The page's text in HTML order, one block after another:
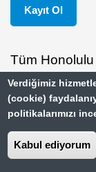
Kayıt Ol
Tüm
ziyaretçileri
Yazıcı Dostu
Verdiğimiz
(cookie)
politikalarımızı
Kabul ediyorum